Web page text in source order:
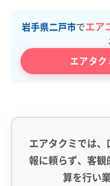
岩手県二戸市でエア
エアタ
エアタクミでは
報に頼らず、客
算を行い